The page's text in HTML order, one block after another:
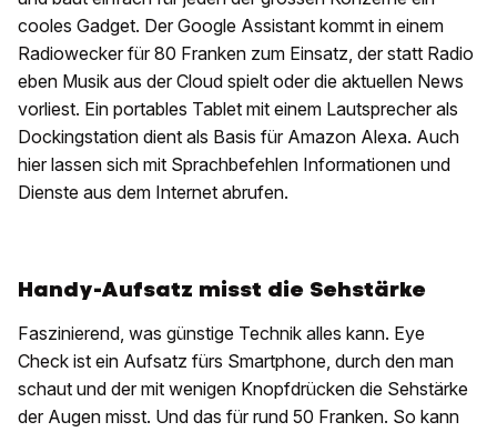
cooles Gadget. Der Google Assistant kommt in einem
Radiowecker für 80 Franken zum Einsatz, der statt Radio
eben Musik aus der Cloud spielt oder die aktuellen News
vorliest. Ein portables Tablet mit einem Lautsprecher als
Dockingstation dient als Basis für Amazon Alexa. Auch
hier lassen sich mit Sprachbefehlen Informationen und
Dienste aus dem Internet abrufen.
Handy-Aufsatz misst die Sehstärke
Faszinierend, was günstige Technik alles kann. Eye
Check ist ein Aufsatz fürs Smartphone, durch den man
schaut und der mit wenigen Knopfdrücken die Sehstärke
der Augen misst. Und das für rund 50 Franken. So kann